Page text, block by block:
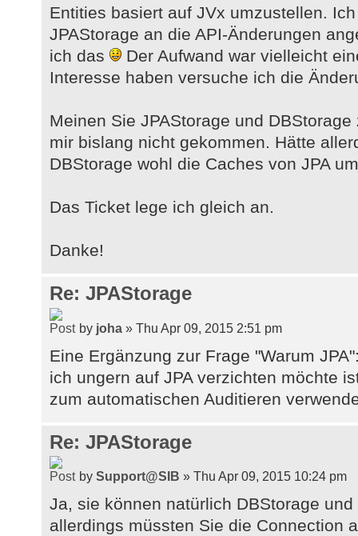
Entities basiert auf JVx umzustellen.
JPAStorage an die API-Änderungen
ich das
Der Aufwand war vielleicht
Interesse haben versuche ich die
Meinen Sie JPAStorage und
mir bislang nicht gekommen. Hätte
DBStorage wohl die Caches von JPA
Das Ticket lege ich gleich an.
Danke!
Re: JPAStorage
by joha » Thu Apr 09, 2015 2:51 pm
Eine Ergänzung zur Frage "Warum
ich ungern auf JPA verzichten möchte
zum automatischen Auditieren
Re: JPAStorage
by Support@SIB » Thu Apr 09, 2015 10:24 pm
Ja, sie können natürlich DBStorage
allerdings müssten Sie die Connection